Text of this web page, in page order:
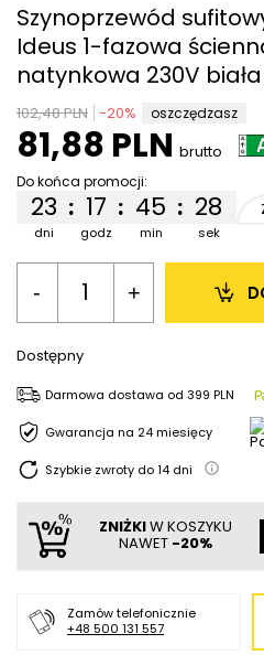
Szynoprzewód
Ideus 1-fazowa
natynkowa 230V biała
102,48 PLN -20% oszczędzasz
81,88 PLN brutto
Do końca promocji:
:
dni
23 :
godz
17 :
min
45
sek
28
- +
Dostępny
Darmowa dostawa od 399 PLN
Gwarancja na 24 miesięcy
Szybkie zwroty do14 dni
ZNIŻKIW KOSZYKU
NAWET -20%
Zamów telefonicznie
+48 500 131 557